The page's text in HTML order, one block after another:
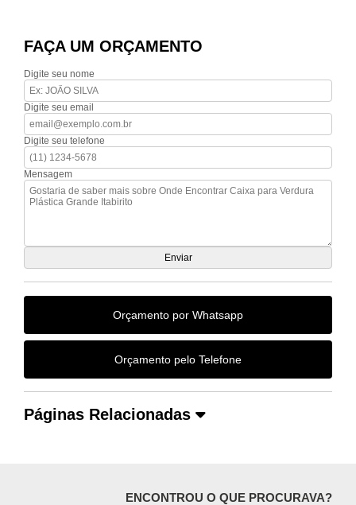
FAÇA UM ORÇAMENTO
Digite seu nome
Digite seu email
Digite seu telefone
Mensagem
Orçamento por Whatsapp
Orçamento pelo Telefone
Páginas Relacionadas
ENCONTROU O QUE PROCURAVA?